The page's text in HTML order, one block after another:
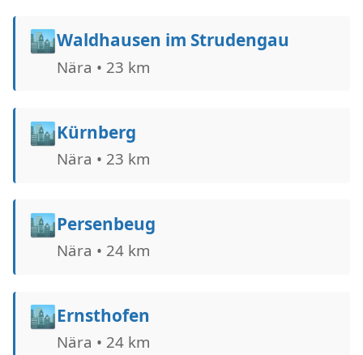
🏙️Waldhausen im Strudengau
Nära • 23 km
🏙️Kürnberg
Nära • 23 km
🏙️Persenbeug
Nära • 24 km
🏙️Ernsthofen
Nära • 24 km